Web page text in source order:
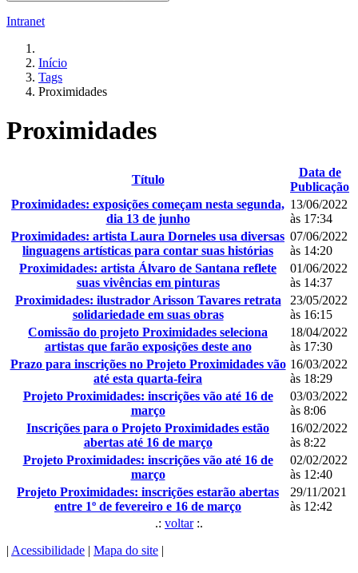
Intranet
Início
Tags
Proximidades
Proximidades
Título
Data de
Publicação
Proximidades: exposições começam nesta segunda,
dia 13 de junho
13/06/2022
às 17:34
Proximidades: artista Laura Dorneles usa diversas
linguagens artísticas para contar suas histórias
07/06/2022
às 14:20
Proximidades: artista Álvaro de Santana reflete
suas vivências em pinturas
01/06/2022
às 14:37
Proximidades: ilustrador Arisson Tavares retrata
solidariedade em suas obras
23/05/2022
às 16:15
Comissão do projeto Proximidades seleciona
artistas que farão exposições deste ano
18/04/2022
às 17:30
Prazo para inscrições no Projeto Proximidades vão
até esta quarta-feira
16/03/2022
às 18:29
Projeto Proximidades: inscrições vão até 16 de
março
03/03/2022
às 8:06
Inscrições para o Projeto Proximidades estão
abertas até 16 de março
16/02/2022
às 8:22
Projeto Proximidades: inscrições vão até 16 de
março
02/02/2022
às 12:40
Projeto Proximidades: inscrições estarão abertas
entre 1º de fevereiro e 16 de março
29/11/2021
às 12:42
.: voltar:.
| Acessibilidade | Mapa do site |